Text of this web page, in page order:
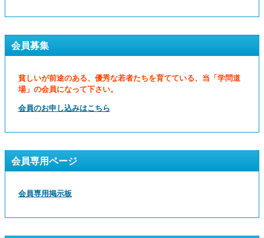
会員募集
貧しいが前途のある、優秀な若者たちを育てている、当「学問道
場」の会員になって下さい。
会員のお申し込みはこちら
会員専用ページ
会員専用掲示板